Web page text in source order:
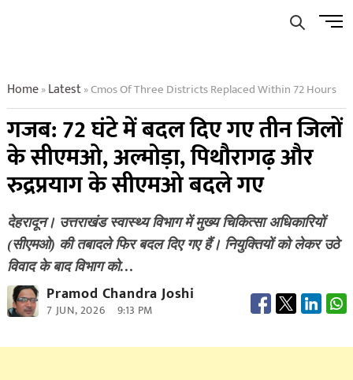
Menu
Home»Latest»Cmos Of Three Districts Replaced Within 72 Hours
गजब: 72 घंटे में बदल दिए गए तीन जिलों
के सीएमओ, अल्मोड़ा, पिथौरागढ़ और
रुद्रप्रयाग के सीएमओ बदले गए
देहरादून। उत्तराखंड स्वास्थ्य विभाग में मुख्य चिकित्सा अधिकारियों
(सीएमओ) की तबादले फिर बदल दिए गए हैं। नियुक्तियों को लेकर उठे
विवाद के बाद विभाग को…
Pramod Chandra Joshi
7 JUN, 2026 9:13 PM